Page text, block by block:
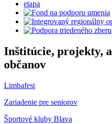
Inštitúcie, projekty,
občanov
Limbafest
Zariadenie pre seniorov
Športové kluby Blava